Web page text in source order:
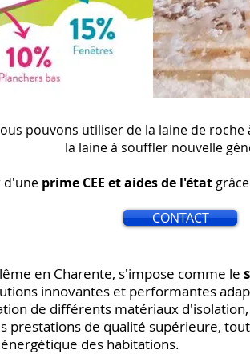
pouvons utiliser de la laine de
la laine à souffler nouvelle
d'une prime CEE et aides de l'état
CONTACT
en Charente, s'impose comme le
innovantes et performantes
de différents matériaux
prestations de qualité supérieure,
des habitations.